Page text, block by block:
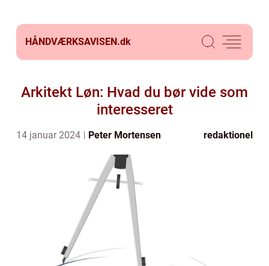
HÅNDVÆRKSAVISEN.dk
Arkitekt Løn: Hvad du bør vide som
interesseret
14 januar 2024 Peter Mortensen redaktionel